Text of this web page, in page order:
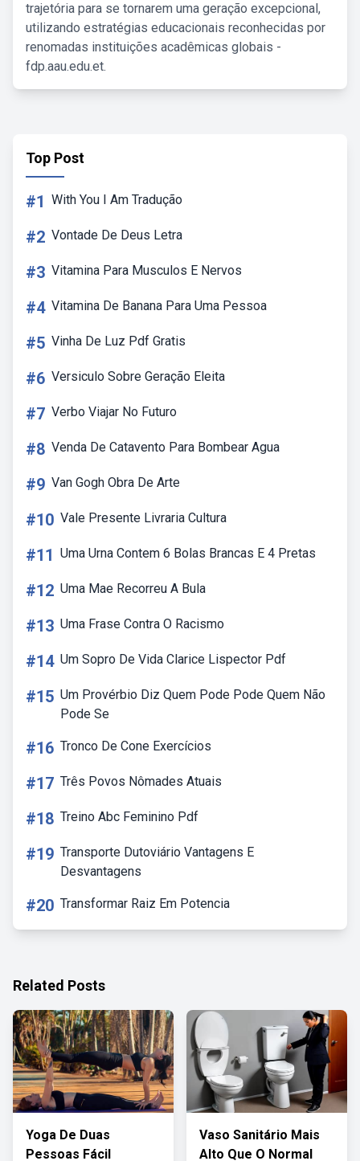
trajetória para se tornarem uma geração excepcional,
utilizando estratégias educacionais reconhecidas por
renomadas instituições acadêmicas globais -
fdp.aau.edu.et.
Top Post
#1 With You I Am Tradução
#2 Vontade De Deus Letra
#3 Vitamina Para Musculos E Nervos
#4 Vitamina De Banana Para Uma Pessoa
#5 Vinha De Luz Pdf Gratis
#6 Versiculo Sobre Geração Eleita
#7 Verbo Viajar No Futuro
#8 Venda De Catavento Para Bombear Agua
#9 Van Gogh Obra De Arte
#10 Vale Presente Livraria Cultura
#11 Uma Urna Contem 6 Bolas Brancas E 4 Pretas
#12 Uma Mae Recorreu A Bula
#13 Uma Frase Contra O Racismo
#14 Um Sopro De Vida Clarice Lispector Pdf
#15 Um Provérbio Diz Quem Pode Pode Quem Não
Pode Se
#16 Tronco De Cone Exercícios
#17 Três Povos Nômades Atuais
#18 Treino Abc Feminino Pdf
#19 Transporte Dutoviário Vantagens E
Desvantagens
#20 Transformar Raiz Em Potencia
Related Posts
Yoga De Duas
Pessoas Fácil
Vaso Sanitário Mais
Alto Que O Normal